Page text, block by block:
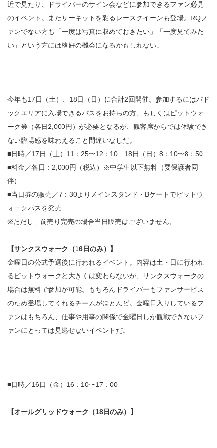
近で見たり、ドライバーのサイン会などに参加できるファン必見
のイベント。またサーキットを彩るレースクイーンも登場。RQフ
ァンでない方も「一度は写真に収めておきたい」「一度見てみた
い」という方には格好の機会になるかもしれない。
今年も17日（土）、18日（日）に合計2回開催。参加するにはパド
ックエリアに入場できるパスをお持ちの方、もしくはピットウォ
ーク券（各日2,000円）が必要となるが、観客席からでは体験でき
ない臨場感を味わえること間違いなしだ。
■日時／17日（土）11：25〜12：10 18日（日）8：10〜8：50
■料金／各日：2,000円（税込）※中学生以下無料（要保護者同
伴）
■当日券の販売／7：30よりメインスタンド・Bゲートでピットウ
ォークパスを発売
※ただし、前売り完売の場合当日販売はございません。
【サンクスウォーク（16日のみ）】
金曜日の公式予選後に行われるイベント。内容は土・日に行われ
るピットウォークと大きくは変わらないが、サンクスウォークの
場合は無料で参加が可能。もちろんドライバーもファンサービス
のため登場してくれるチームがほとんど。金曜日入りしているフ
ァンはもちろん、仕事や用事の関係で金曜日しか観戦できないフ
ァンにとっては見逃せないイベントだ。
■日時／16日（金）16：10〜17：00
【オールグリッドウォーク（18日のみ）】